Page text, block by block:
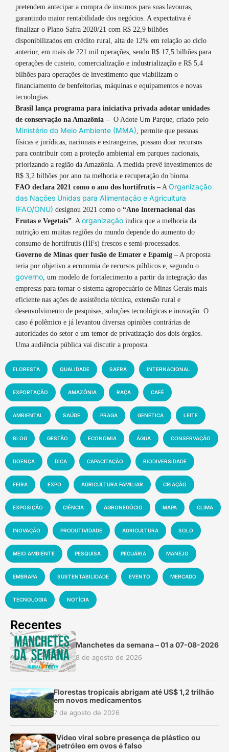
pretendem antecipar a compra de insumos para suas lavouras,
garantindo maior rentabilidade dos negócios. A expectativa é
finalizar o Plano Safra 2020/21 com R$ 22,9 bilhões
disponibilizados em crédito rural, alta de 12% em relação ao ciclo
anterior, em mais de 221 mil operações, sendo R$ 17,5 bilhões para
operações de custeio, comercialização e industrialização e R$ 5,4
bilhões para operações de investimento que viabilizam o
financiamento de benfeitorias, máquinas e equipamentos e novas
tecnologias.
Brasil lança programa para iniciativa privada adotar unidades
de conservação na Amazônia – O Adote Um Parque, criado pelo
Ministério do Meio Ambiente (MMA), permite que pessoas
físicas e jurídicas, nacionais e estrangeiras, possam doar recursos
para contribuir com a proteção ambiental em parques nacionais,
priorizando a região da Amazônia. A medida prevê investimentos de
R$ 3,2 bilhões por ano na melhoria e recuperação do bioma.
FAO declara 2021 como o ano dos hortifrutis – A Organização
das Nações Unidas para Alimentação e Agricultura
(FAO/ONU) designou 2021 como o “Ano Internacional das
Frutas e Vegetais”. A organização indica que a melhoria da
nutrição em muitas regiões do mundo depende do aumento do
consumo de hortifrutis (HFs) frescos e semi-processados.
Governo de Minas quer fusão de Emater e Epamig – A proposta
teria por objetivo a economia de recursos públicos e, segundo o
governo, um modelo de fortalecimento a partir da integração das
empresas para tornar o sistema agropecuário de Minas Gerais mais
eficiente nas ações de assistência técnica, extensão rural e
desenvolvimento de pesquisas, soluções tecnológicas e inovação. O
caso é polêmico e já levantou diversas opiniões contrárias de
autoridades do setor e um temor de privatização dos dois órgãos.
Uma audiência pública vai discutir a proposta.
FLORESTA QUALIDADE SAFRA INTERNACIONAL
EXPORTAÇÃO AMAZÔNIA RAÇA CAFÉ
AMBIENTAL SAÚDE PRAGA GENÉTICA LEITE
BLOG GESTÃO ECONOMIA ÁGUA CONSERVAÇÃO
DOENÇA DICA CAPACITAÇÃO BIODIVERSIDADE
FEIRA EXPO AGRICULTURA FAMILIAR CRIAÇÃO
EXPOSIÇÃO CIÊNCIA AGRONEGÓCIO MAPA CLIMA
INOVAÇÃO PRODUTIVIDADE AGRICULTURA SOLO
MEIO AMBIENTE PESQUISA PECUÁRIA MANEJO
EMBRAPA SUSTENTABILIDADE EVENTO MERCADO
TECNOLOGIA NOTÍCIA
Recentes
Manchetes da semana – 01 a 07-08-2026
8 de agosto de 2026
Florestas tropicais abrigam até US$ 1,2 trilhão
em novos medicamentos
7 de agosto de 2026
Vídeo viral sobre presença de plástico ou
petróleo em ovos é falso